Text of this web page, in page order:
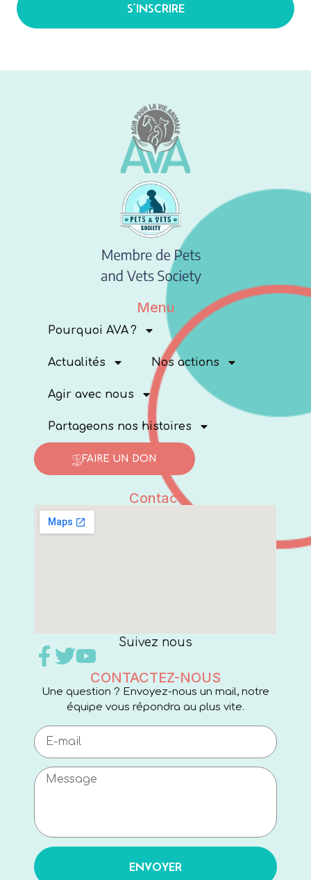
S’INSCRIRE
Menu
Pourquoi AVA ?
Actualités Nos actions
Agir avec nous
Partageons nos histoires
FAIRE UN DON
Contact
Suivez nous
CONTACTEZ-NOUS
Une question ? Envoyez-nous un mail, notre
équipe vous répondra au plus vite.
ENVOYER